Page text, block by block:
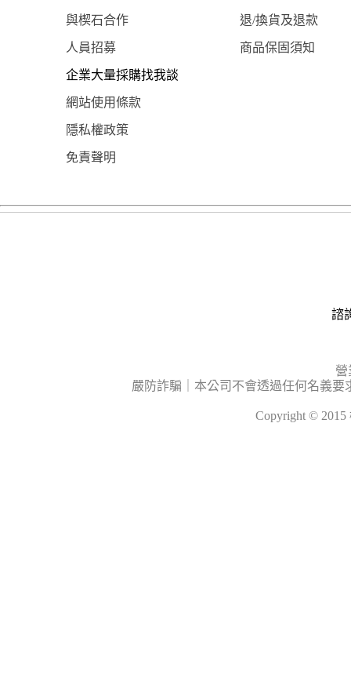
與楔石合作 退/換貨及退款
人員招募 商品保固須知
企業大量採購找我談
網站使用條款
隱私權政策
免責聲明
諮
營
嚴防詐騙｜本公司不會透過任何名義
Copyright ©